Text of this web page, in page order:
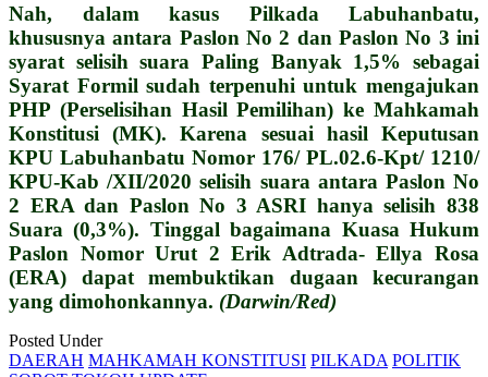
Nah, dalam kasus Pilkada Labuhanbatu,
khususnya antara Paslon No 2 dan Paslon No 3 ini
syarat selisih suara Paling Banyak 1,5% sebagai
Syarat Formil sudah terpenuhi untuk mengajukan
PHP (Perselisihan Hasil Pemilihan) ke Mahkamah
Konstitusi (MK). Karena sesuai hasil Keputusan
KPU Labuhanbatu Nomor 176/ PL.02.6-Kpt/ 1210/
KPU-Kab /XII/2020 selisih suara antara Paslon No
2 ERA dan Paslon No 3 ASRI hanya selisih 838
Suara (0,3%). Tinggal bagaimana Kuasa Hukum
Paslon Nomor Urut 2 Erik Adtrada- Ellya Rosa
(ERA) dapat membuktikan dugaan kecurangan
yang dimohonkannya. (Darwin/Red)
Posted Under
DAERAH MAHKAMAH KONSTITUSI PILKADA POLITIK